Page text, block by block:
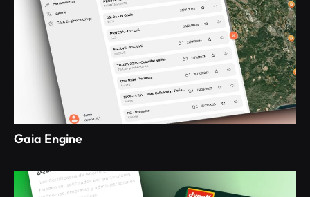
Gaia Engine